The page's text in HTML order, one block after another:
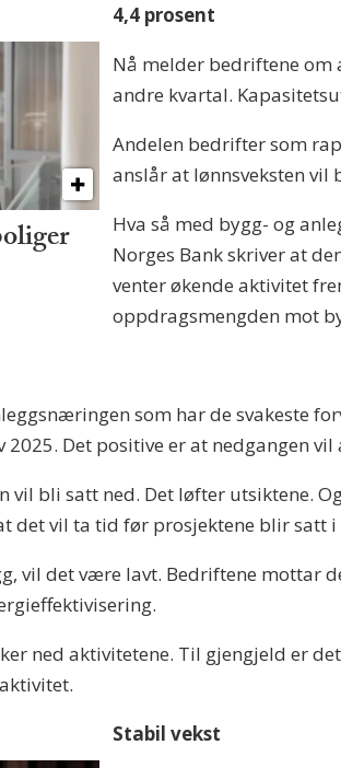
4,4 prosent
Nå melder bedriftene om
andre kvartal.
Andelen bedrifter som
anslår at lønnsveksten vil
Hva så med bygg- og
Norges Bank skriver at
venter økende aktivitet
oppdragsmengden mot
som har de svakeste
Det positive er at nedgangen
vil bli satt ned. Det løfter utsiktene.
det vil ta tid før prosjektene blir satt
vil det være lavt. Bedriftene mottar
ned aktivitetene. Til gjengjeld er
Stabil vekst